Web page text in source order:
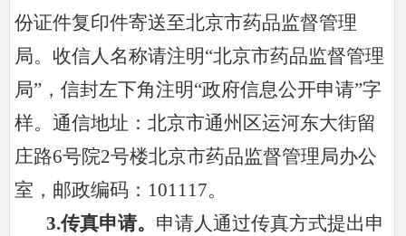
份证件复印件寄送至北京市药品监督管理
局。收信人名称请注明“北京市药品监督管理
局”，信封左下角注明“政府信息公开申请”字
样。通信地址：北京市通州区运河东大街留
庄路6号院2号楼北京市药品监督管理局办公
室，邮政编码：101117。
3.传真申请。 申请人通过传真方式提出申